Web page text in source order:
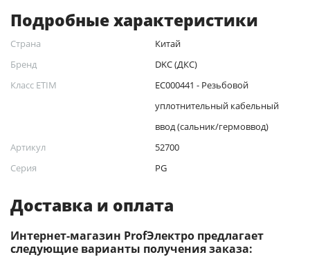
Подробные характеристики
Страна
Китай
Бренд
DKC (ДКС)
Класс ETIM
EC000441 - Резьбовой
уплотнительный кабельный
ввод (сальник/гермоввод)
Артикул
52700
Серия
PG
Доставка и оплата
Интернет-магазин ProfЭлектро предлагает
следующие варианты получения заказа: